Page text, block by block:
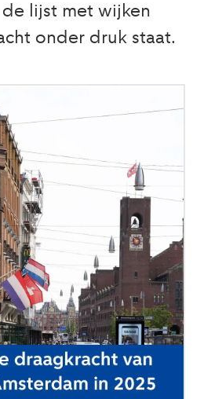
lijst met wijken
onder druk staat.